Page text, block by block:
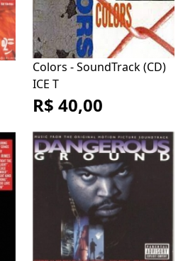
Colors - SoundTrack (CD)
ICE T
R$ 40,00